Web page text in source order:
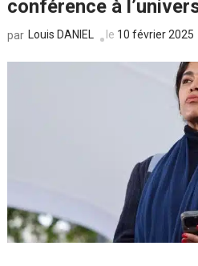
conférence à
par Louis DANIEL le 10 février 2025